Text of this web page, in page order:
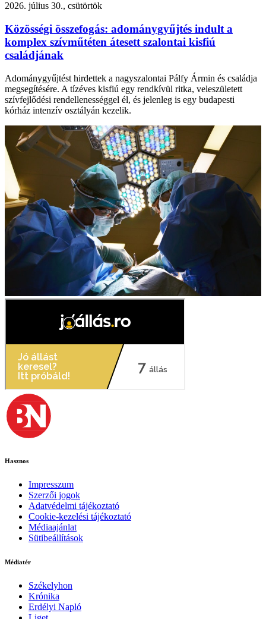
2026. július 30., csütörtök
Közösségi összefogás: adománygyűjtés indult a
komplex szívműtéten átesett szalontai kisfiú
családjának
Adománygyűjtést hirdettek a nagyszalontai Pálfy Ármin és családja
megsegítésére. A tízéves kisfiú egy rendkívül ritka, veleszületett
szívfejlődési rendellenességgel él, és jelenleg is egy budapesti
kórház intenzív osztályán kezelik.
Hasznos
Impresszum
Szerzői jogok
Adatvédelmi tájékoztató
Cookie-kezelési tájékoztató
Médiaajánlat
Sütibeállítások
Médiatér
Székelyhon
Krónika
Erdélyi Napló